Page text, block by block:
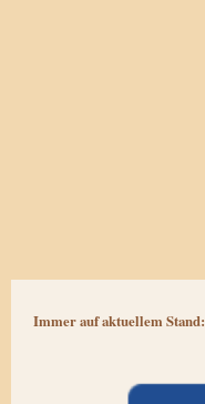
Immer auf aktuellem Stand: